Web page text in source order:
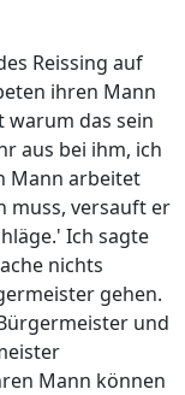
Reissing auf
ihren Mann
warum das sein
aus bei ihm, ich
Mann arbeitet
muss, versauft er
Ich sagte
nichts
gehen.
und
Mann können